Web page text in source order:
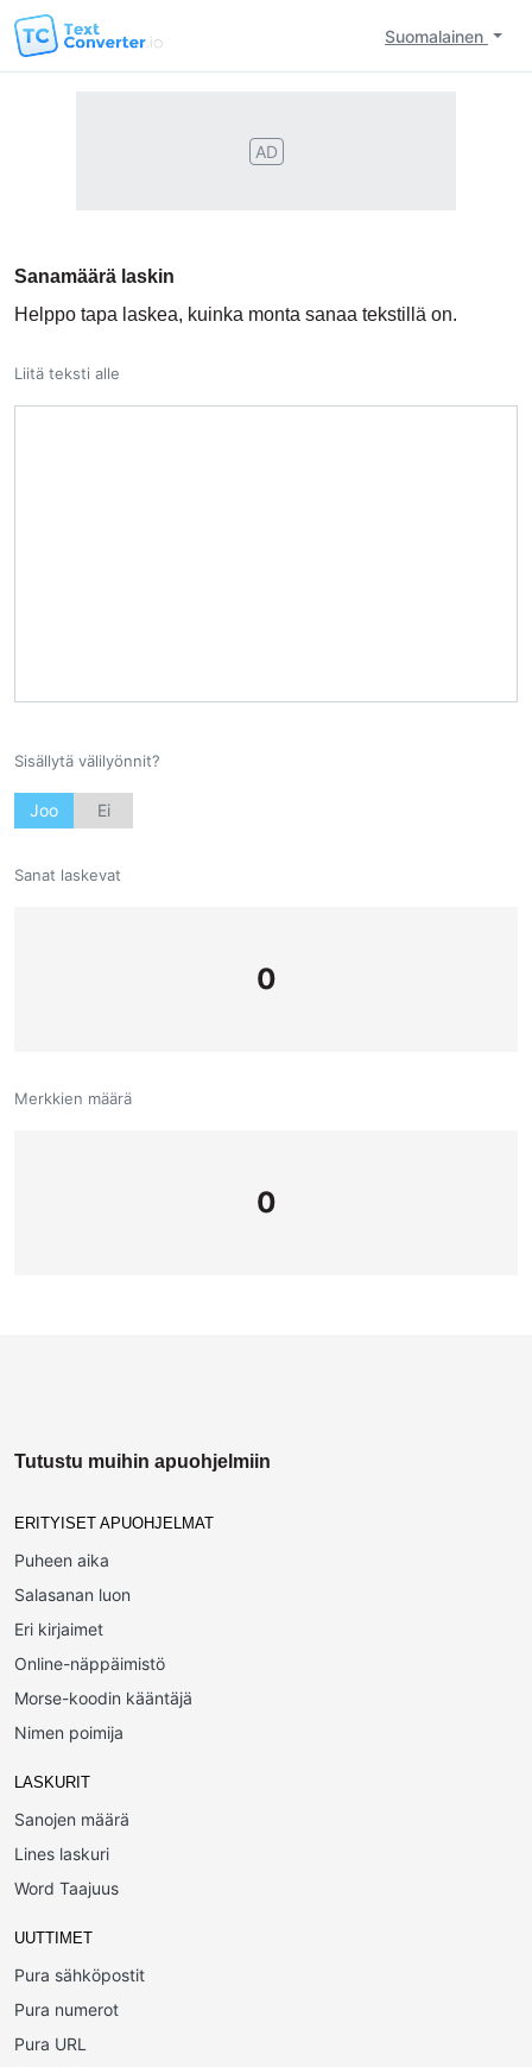
Suomalainen
AD
Sanamäärä laskin
Helppo tapa laskea, kuinka monta sanaa tekstillä on.
Liitä teksti alle
Sisällytä välilyönnit?
Joo Ei
Sanat laskevat
0
Merkkien määrä
0
Tutustu muihin apuohjelmiin
ERITYISET APUOHJELMAT
Puheen aika
Salasanan luon
Eri kirjaimet
Online-näppäimistö
Morse-koodin kääntäjä
Nimen poimija
LASKURIT
Sanojen määrä
Lines laskuri
Word Taajuus
UUTTIMET
Pura sähköpostit
Pura numerot
Pura URL